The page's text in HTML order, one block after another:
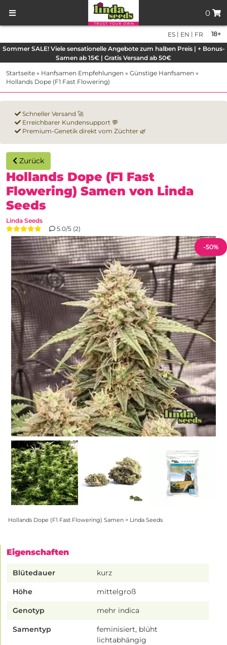
0
18+
ES | EN | FR
Sommer SALE! Viele sensationelle Angebote zum halben Preis | + Bonus-
Samen ab 15€ | Gratis Versand ab 50€
Startseite » Hanfsamen Empfehlungen » Günstige Hanfsamen »
Hollands Dope (F1 Fast Flowering)
Schneller Versand 🚀
Erreichbarer Kundensupport 💬
Premium-Genetik direkt vom Züchter 🌿
Zurück
Hollands Dope (F1 Fast
Flowering) Samen von Linda
Seeds
Linda Seeds
5.0/5 (2)
-50%
Hollands Dope (F1 Fast Flowering) Samen > Linda Seeds
Eigenschaften
Blütedauer kurz
Höhe mittelgroß
Genotyp mehr indica
Samentyp
feminisiert, blüht
lichtabhängig